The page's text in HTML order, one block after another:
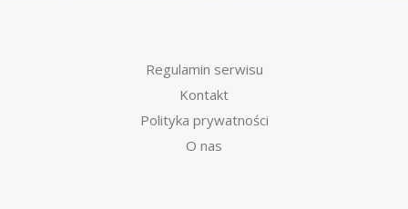
Regulamin serwisu
Kontakt
Polityka prywatności
O nas